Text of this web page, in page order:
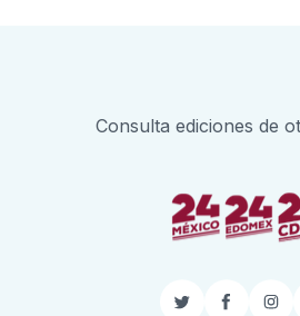
Consulta ediciones de
Twitter